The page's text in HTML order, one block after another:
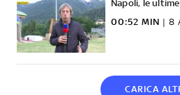
Napoli, le
00:52 MIN | 8
CARICA